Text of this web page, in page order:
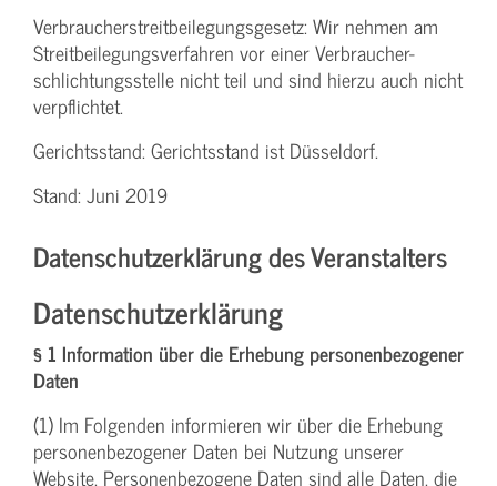
Verbraucher­streitbeilegungs­gesetz: Wir nehmen am
Streit­beilegungs­verfahren vor einer Verbraucher­
schlichtungs­stelle nicht teil und sind hierzu auch nicht
verpflichtet.
Gerichtsstand: Gerichtsstand ist Düsseldorf.
Stand: Juni 2019
Datenschutzerklärung des Veranstalters
Datenschutzerklärung
§ 1 Information über die Erhebung personenbezogener
Daten
(1) Im Folgenden informieren wir über die Erhebung
personenbezogener Daten bei Nutzung unserer
Website. Personenbezogene Daten sind alle Daten, die